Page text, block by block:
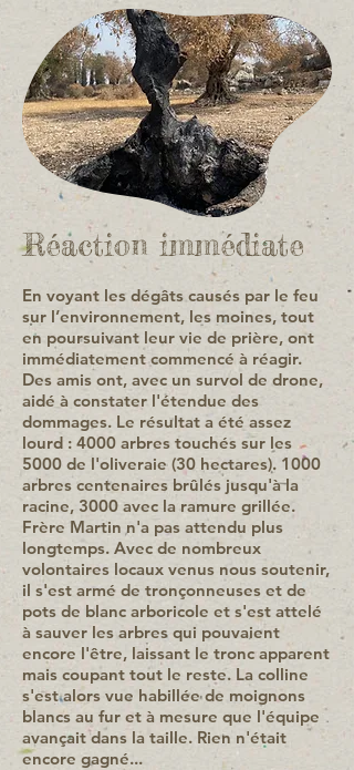
Réaction immédiate
En voyant les dégâts causés par le feu
sur l’environnement, les moines, tout
en poursuivant leur vie de prière, ont
immédiatement commencé à réagir.
Des amis ont, avec un survol de drone,
aidé à constater l'étendue des
dommages. Le résultat a été assez
lourd : 4000 arbres touchés sur les
5000 de l'oliveraie (30 hectares). 1000
arbres centenaires brûlés jusqu'à la
racine, 3000 avec la ramure grillée.
Frère Martin n'a pas attendu plus
longtemps. Avec de nombreux
volontaires locaux venus nous soutenir,
il s'est armé de tronçonneuses et de
pots de blanc arboricole et s'est attelé
à sauver les arbres qui pouvaient
encore l'être, laissant le tronc apparent
mais coupant tout le reste. La colline
s'est alors vue habillée de moignons
blancs au fur et à mesure que l'équipe
avançait dans la taille. Rien n'était
encore gagné...